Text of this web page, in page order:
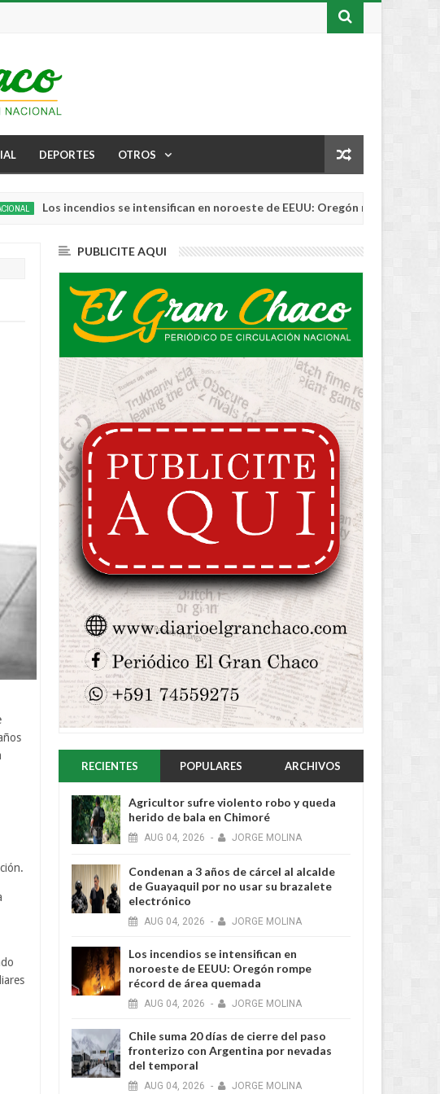
DEPORTES OTROS
incendios se intensifican en noroeste de EEUU: Oregón rompe récord de área
PUBLICITE AQUI
RECIENTES POPULARES ARCHIVOS
Agricultor sufre violento robo y queda
herido de bala en Chimoré
AUG 04, 2026 - JORGE MOLINA
Condenan a 3 años de cárcel al alcalde
de Guayaquil por no usar su brazalete
electrónico
AUG 04, 2026 - JORGE MOLINA
Los incendios se intensifican en
noroeste de EEUU: Oregón rompe
récord de área quemada
AUG 04, 2026 - JORGE MOLINA
Chile suma 20 días de cierre del paso
fronterizo con Argentina por nevadas
del temporal
AUG 04, 2026 - JORGE MOLINA